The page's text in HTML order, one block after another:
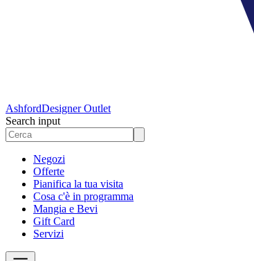
AshfordDesigner Outlet
Search input
Negozi
Offerte
Pianifica la tua visita
Cosa c'è in programma
Mangia e Bevi
Gift Card
Servizi